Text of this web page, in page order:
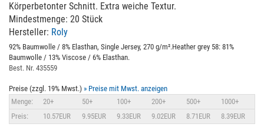
Körperbetonter Schnitt. Extra weiche Textur.
Mindestmenge: 20 Stück
Hersteller: Roly
92% Baumwolle / 8% Elasthan, Single Jersey, 270 g/m².Heather grey 58: 81%
Baumwolle / 13% Viscose / 6% Elasthan.
Best. Nr. 435559
Preise (zzgl. 19% Mwst.) » Preise mit Mwst. anzeigen
Menge:
20+ 50+ 100+ 200+ 500+
1000+
Preis:
10.57EUR 9.95EUR 9.33EUR 9.02EUR 8.71EUR 8.39EUR